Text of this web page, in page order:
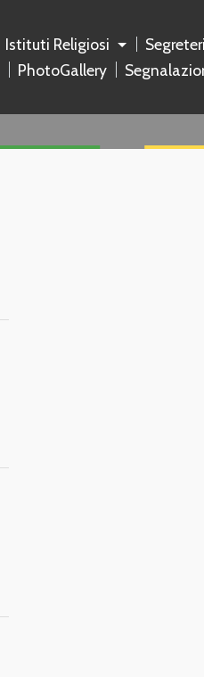
Istituti Religiosi
PhotoGallery